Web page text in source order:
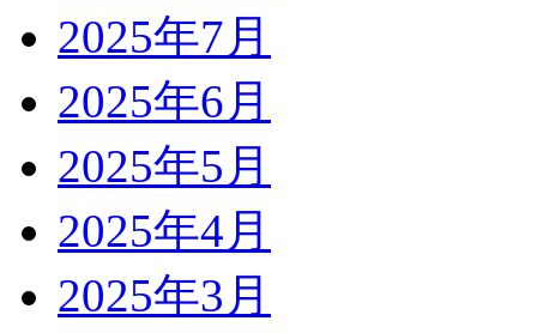
2025年7月
2025年6月
2025年5月
2025年4月
2025年3月